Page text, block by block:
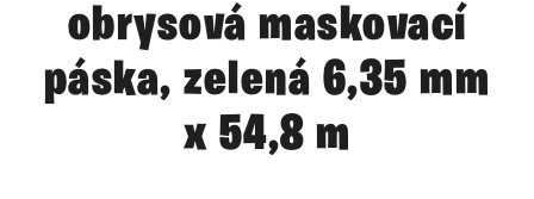
obrysová maskovací
páska, zelená 6,35 mm
x 54,8 m